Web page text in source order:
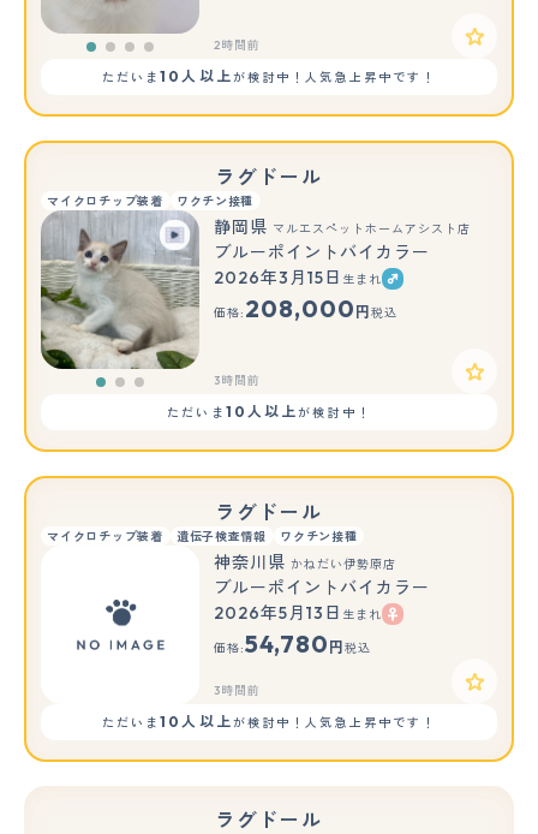
2時間前
ただいま10人以上が検討中！人気急上昇中です！
ラグドール
マイクロチップ装着 ワクチン接種
もっと見る
静岡県 マルエスペットホームアシスト店
ブルーポイントバイカラー
2026年3月15日 生まれ
価格: 208,000 円 税込
3時間前
ただいま 10人以上が検討中！
ラグドール
マイクロチップ装着 遺伝子検査情報 ワクチン接種
神奈川県 かねだい伊勢原店
ブルーポイントバイカラー
2026年5月13日 生まれ
価格:54,780 円 税込
3時間前
ただいま10人以上が検討中！人気急上昇中です！
ラグドール